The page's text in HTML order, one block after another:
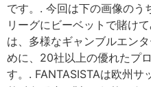
です。. 今回は下の画像の
リーグにビーベットで賭け
は、多様なギャンブルエン
めに、20社以上の優れたプ
す。. FANTASISTAは欧州サ